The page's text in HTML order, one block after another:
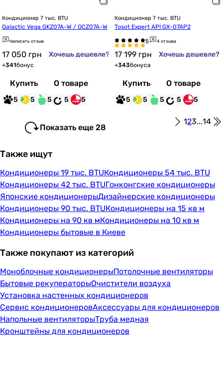
Кондиционер 7 тыс. BTU
Galactic Vega GKZ07A-W / GCZ07A-W
Написать отзыв
17 050 грн Хочешь дешевле?
+341бонус
Купить О товаре
5 5 5 5 5
Кондиционер 7 тыс. BTU
Tosot Expert API GX-07AP2
4 отзыва
17 199 грн Хочешь дешевле?
+343бонуса
Купить О товаре
5 5 5 5 5
Показать еще 28
123...14
Также ищут
Кондиционеры 19 тыс. BTUКондиционеры 54 тыс. BTU
Кондиционеры 42 тыс. BTUГонконгские кондиционеры
Японские кондиционерыДизайнерские кондиционеры
Кондиционеры 90 тыс. BTUКондиционеры на 15 кв м
Кондиционеры на 90 кв мКондиционеры на 10 кв м
Кондиционеры бытовые в Киеве
Также покупают из категорий
Моноблочные кондиционерыПотолочные вентиляторы
Бытовые рекуператорыОчистители воздуха
Установка настенных кондиционеров
Сервис кондиционеровАксессуары для кондиционеров
Напольные вентиляторыТруба медная
Кронштейны для кондиционеров